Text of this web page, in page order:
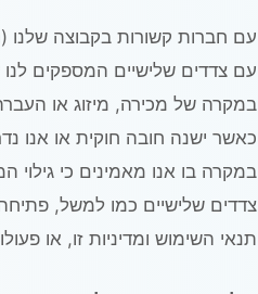
עם חברות קשורות בקבוצה
עם צדדים שלישיים המספקים לנו
במקרה של מכירה, מיזוג או
כאשר ישנה חובה חוקית או אנו
במקרה בו אנו מאמינים כי גילוי
צדדים שלישיים כמו למשל,
תנאי השימוש ומדיניות זו, או